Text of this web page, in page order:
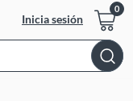
Inicia sesión